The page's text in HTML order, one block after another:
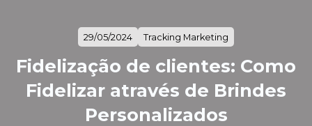
29/05/2024 Tracking Marketing
Fidelização de clientes: Como
Fidelizar através de Brindes
Personalizados